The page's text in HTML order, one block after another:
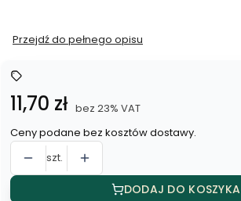
Przejdź do pełnego opisu
Cena
11,70 zł bez 23% VAT
Ceny podane bez kosztów dostawy.
szt.
DODAJ DO KOSZYKA